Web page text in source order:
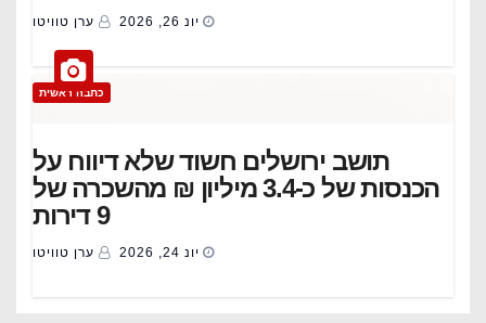
יונ 26, 2026 ערן טוויטו
כתבה ראשית
תושב ירושלים חשוד שלא דיווח על
הכנסות של כ-3.4 מיליון ₪ מהשכרה של
יונ 24, 2026 ערן טוויטו